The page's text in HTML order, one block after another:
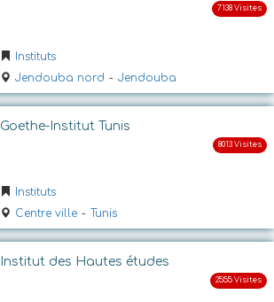
Instituts
Jendouba nord - Jendouba
Goethe-Institut Tunis
Instituts
Centre ville - Tunis
Institut des Hautes études